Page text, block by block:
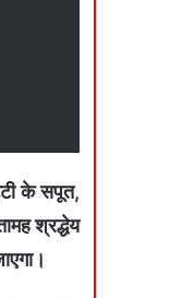
के सपूत,
श्रद्धेय